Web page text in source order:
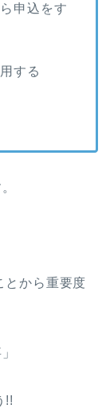
申込をす
する
とから重要度
!!